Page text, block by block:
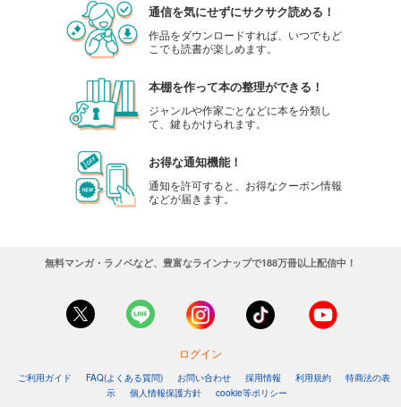
通信を気にせずにサクサク読める！
作品をダウンロードすれば、いつでもど
こでも読書が楽しめます。
本棚を作って本の整理ができる！
ジャンルや作家ごとなどに本を分類し
て、鍵もかけられます。
お得な通知機能！
通知を許可すると、お得なクーポン情報
などが届きます。
無料マンガ・ラノベなど、豊富なラインナップで188万冊以上配信中！
ログイン
ご利用ガイド FAQ(よくある質問) お問い合わせ 採用情報 利用規約
特商法の表
示
個人情報保護方針 cookie等ポリシー